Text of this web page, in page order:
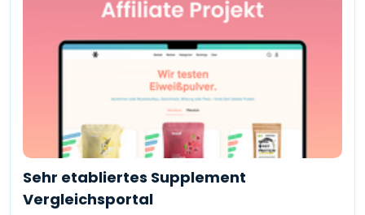
Sehr etabliertes Supplement
Vergleichsportal